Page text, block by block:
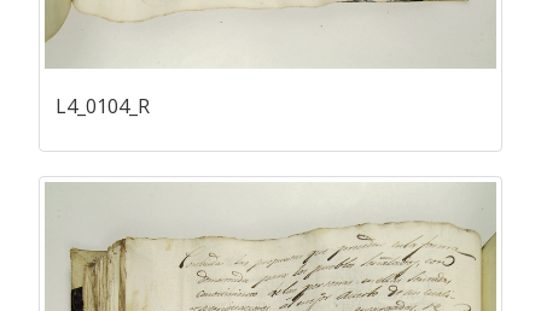
L4_0104_R